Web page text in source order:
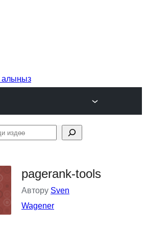
алыңыз
pagerank-tools
Автору Sven
Wagener